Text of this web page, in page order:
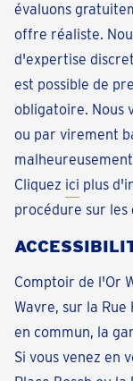
évaluons
offre réaliste.
d'expertise
est possible de
obligatoire. Nous
ou par virement
Cliquez ici plus
procédure sur les
Comptoir de l'Or
Wavre, sur la
en commun, la
Si vous venez en